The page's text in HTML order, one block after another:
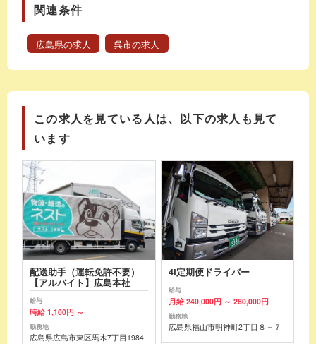
関連条件
広島県の求人 呉市の求人
この求人を見ている人は、以下の求人も見て
います
配送助手（運転免許不要）
【アルバイト】広島本社
給与
時給 1,100円 ～
勤務地
広島県広島市東区馬木7丁目1984
4t定期便ドライバー
給与
月給 240,000円 ～ 280,000円
勤務地
広島県福山市明神町2丁目８－７